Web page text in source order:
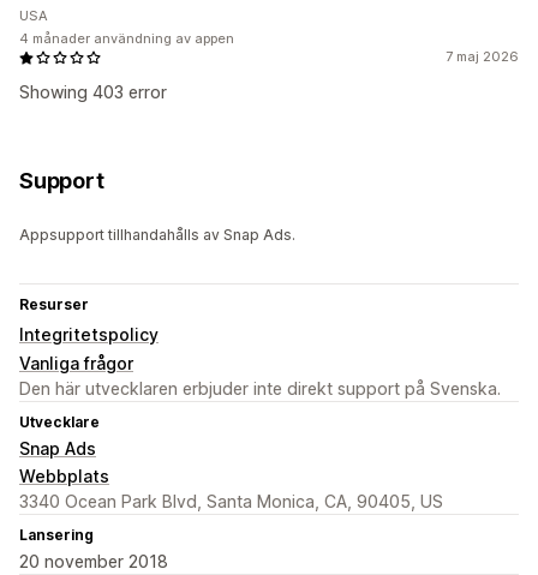
7 maj 2026
Showing 403 error
USA
4 månader användning av appen
Support
Appsupport tillhandahålls av Snap Ads.
Resurser
Integritetspolicy
Vanliga frågor
Den här utvecklaren erbjuder inte direkt support på Svenska.
Utvecklare
Snap Ads
Webbplats
3340 Ocean Park Blvd, Santa Monica, CA, 90405, US
Lansering
20 november 2018